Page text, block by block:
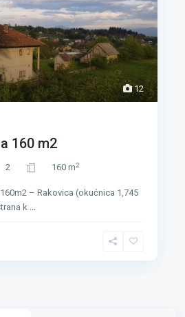
12
160 m2
2 160 m2
– Rakovica (okućnica 1,745
k ...